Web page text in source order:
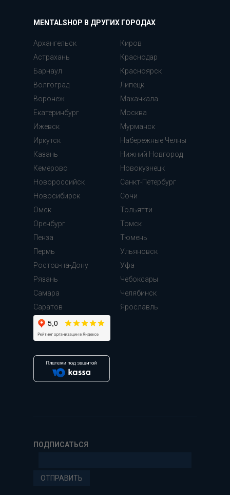
MENTALSHOP В ДРУГИХ ГОРОДАХ
Архангельск
Астрахань
Барнаул
Волгоград
Воронеж
Екатеринбург
Ижевск
Иркутск
Казань
Кемерово
Киров
Краснодар
Красноярск
Липецк
Махачкала
Москва
Мурманск
Набережные Челны
Нижний Новгород
Новокузнецк
Новороссийск
Новосибирск
Омск
Оренбург
Пенза
Пермь
Ростов-на-Дону
Рязань
Самара
Cаратов
Санкт-Петербург
Сочи
Тольятти
Томск
Тюмень
Ульяновск
Уфа
Чебоксары
Челябинск
Ярославль
ПОДПИСАТЬСЯ
ОТПРАВИТЬ